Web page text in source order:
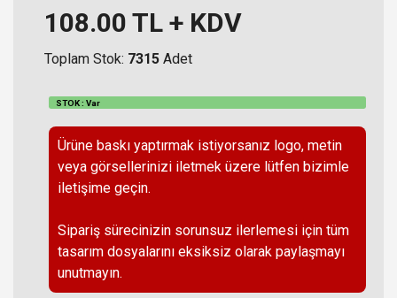
108.00 TL + KDV
Toplam Stok: 7315 Adet
STOK : Var
Ürüne baskı yaptırmak istiyorsanız logo, metin
veya görsellerinizi iletmek üzere lütfen bizimle
iletişime geçin.
Sipariş sürecinizin sorunsuz ilerlemesi için tüm
tasarım dosyalarını eksiksiz olarak paylaşmayı
unutmayın.